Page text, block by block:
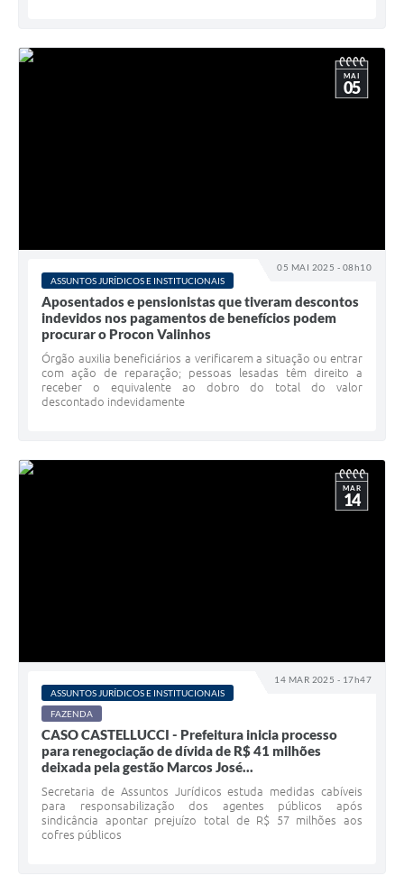
05 MAI 2025 - 08h10
MAI
05
ASSUNTOS JURÍDICOS E INSTITUCIONAIS
Aposentados e pensionistas que tiveram descontos
indevidos nos pagamentos de benefícios podem
procurar o Procon Valinhos
Órgão auxilia beneficiários a verificarem a situação ou entrar
com ação de reparação; pessoas lesadas têm direito a
receber o equivalente ao dobro do total do valor
descontado indevidamente
14 MAR 2025 - 17h47
MAR
14
ASSUNTOS JURÍDICOS E INSTITUCIONAIS
FAZENDA
CASO CASTELLUCCI - Prefeitura inicia processo
para renegociação de dívida de R$ 41 milhões
deixada pela gestão Marcos José...
Secretaria de Assuntos Jurídicos estuda medidas cabíveis
para responsabilização dos agentes públicos após
sindicância apontar prejuízo total de R$ 57 milhões aos
cofres públicos